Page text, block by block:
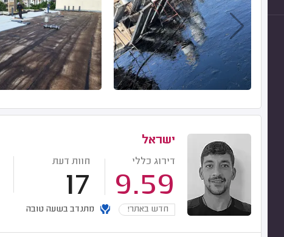
ישראל
דירוג כללי
9.59
חוות דעת
17
חדש באתר! מתנדב בשעה טובה